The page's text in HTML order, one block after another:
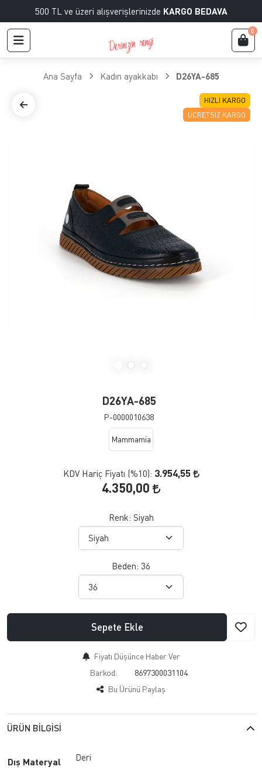
500 TL ve üzeri alışverişlerinizde KARGO BEDAVA
0
Ana Sayfa Kadın ayakkabı D26YA-685
HIZLI KARGO
ÜCRETSIZ KARGO
D26YA-685
P-0000010638
Mammamia
KDV Hariç Fiyatı (%10): 3.954,55
4.350,00
Renk: Siyah
Beden: 36
Sepete Ekle
Fiyatı Düşünce Haber Ver
Barkod:
8697300031104
Bu Ürünü Paylaş
ÜRÜN BILGISI
Dış Materyal Deri